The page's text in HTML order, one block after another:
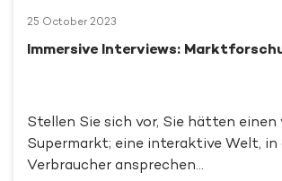
25 October 2023
Immersive Interviews:
Stellen Sie sich vor, Sie hätten einen
Supermarkt; eine interaktive Welt, in
Verbraucher ansprechen…